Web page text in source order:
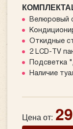
Велюровый
Откидные
2 LCD-TV
Подсветка
Наличие
Цена от: